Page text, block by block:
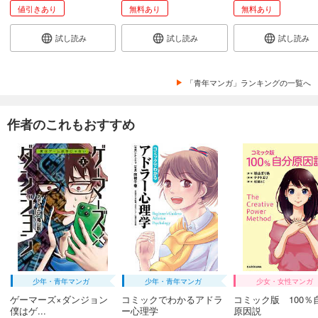
試し読み
あらすじを表示する
値引きあり
試し読み
無料あり
試し読み
無料あり
試し読み
「青年マンガ」ランキングの一覧へ
作者のこれもおすすめ
少年・青年マンガ
ゲーマーズ×ダンジョン
僕はゲ...
少年・青年マンガ
コミックでわかるアドラ
ー心理学
少女・女性マンガ
コミック版 100％
原因説